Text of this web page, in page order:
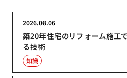
築20年住宅のリフォーム施工
る技術
2026.08.06
知識